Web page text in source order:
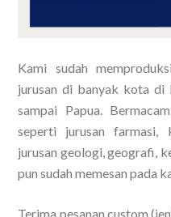
Kami sudah
jurusan di banyak kota di
sampai Papua.
seperti jurusan farmasi,
jurusan geologi, geografi,
pun sudah memesan pada
Terima pesanan custom